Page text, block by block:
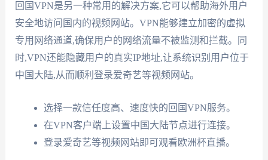
回国VPN是另一种常用的解决方案,它可以帮助海外用户
安全地访问国内的视频网站。VPN能够建立加密的虚拟
专用网络通道,确保用户的网络流量不被监测和拦截。同
时,VPN还能隐藏用户的真实IP地址,让系统识别用户位于
中国大陆,从而顺利登录爱奇艺等视频网站。
选择一款信任度高、速度快的回国VPN服务。
在VPN客户端上设置中国大陆节点进行连接。
登录爱奇艺等视频网站即可观看欧洲杯直播。